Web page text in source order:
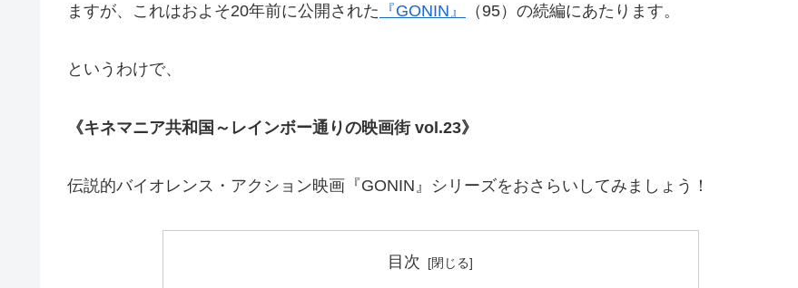
ますが、これはおよそ20年前に公開された 『GONIN』 （95）の続編にあたります。
というわけで、
《キネマニア共和国～レインボー通りの映画街 vol.23》
伝説的バイオレンス・アクション映画『GONIN』シリーズをおさらいしてみましょう！
目次